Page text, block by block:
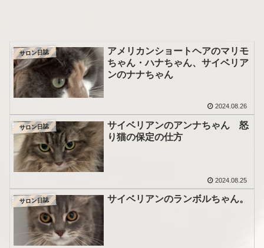
サロン日誌
アメリカンショートヘアのマリモ
ちゃん・ハナちゃん、サイベリア
ンのナナちゃん
2024.08.26
サロン日誌
サイベリアンのアンナちゃん 怒
り猫の保定の仕方
2024.08.25
サロン日誌 サイベリアンのランボルちゃん。